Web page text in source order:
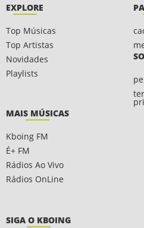
EXPLORE
Top Músicas
Top Artistas
Novidades
Playlists
MAIS MÚSICAS
Kboing FM
É+ FM
Rádios Ao Vivo
Rádios OnLine
SIGA O KBOING